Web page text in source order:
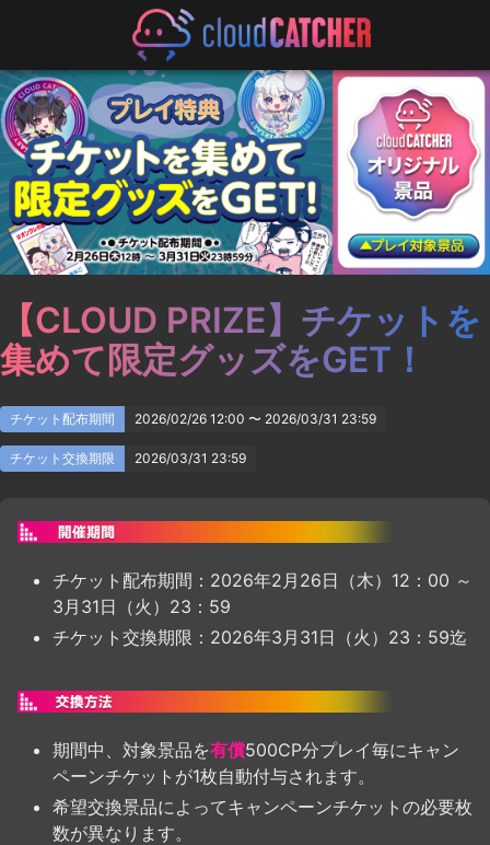
【CLOUD PRIZE】チケットを
集めて限定グッズをGET！
チケット配布期間 2026/02/26 12:00 〜 2026/03/31 23:59
チケット交換期限 2026/03/31 23:59
チケット配布期間：2026年2月26日（木）12：00 ～
3月31日（火）23：59
チケット交換期限：2026年3月31日（火）23：59迄
期間中、対象景品を有償500CP分プレイ毎にキャン
ペーンチケットが1枚自動付与されます。
希望交換景品によってキャンペーンチケットの必要枚
数が異なります。